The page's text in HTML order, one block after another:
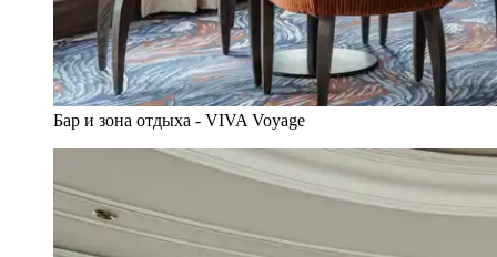
Бар и зона отдыха - VIVA Voyage